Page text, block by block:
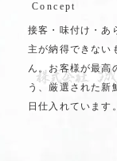
Concept
接客・味付け・あ
主が納得できない
ん。お客様が最高
う、厳選された新
日仕入れています。